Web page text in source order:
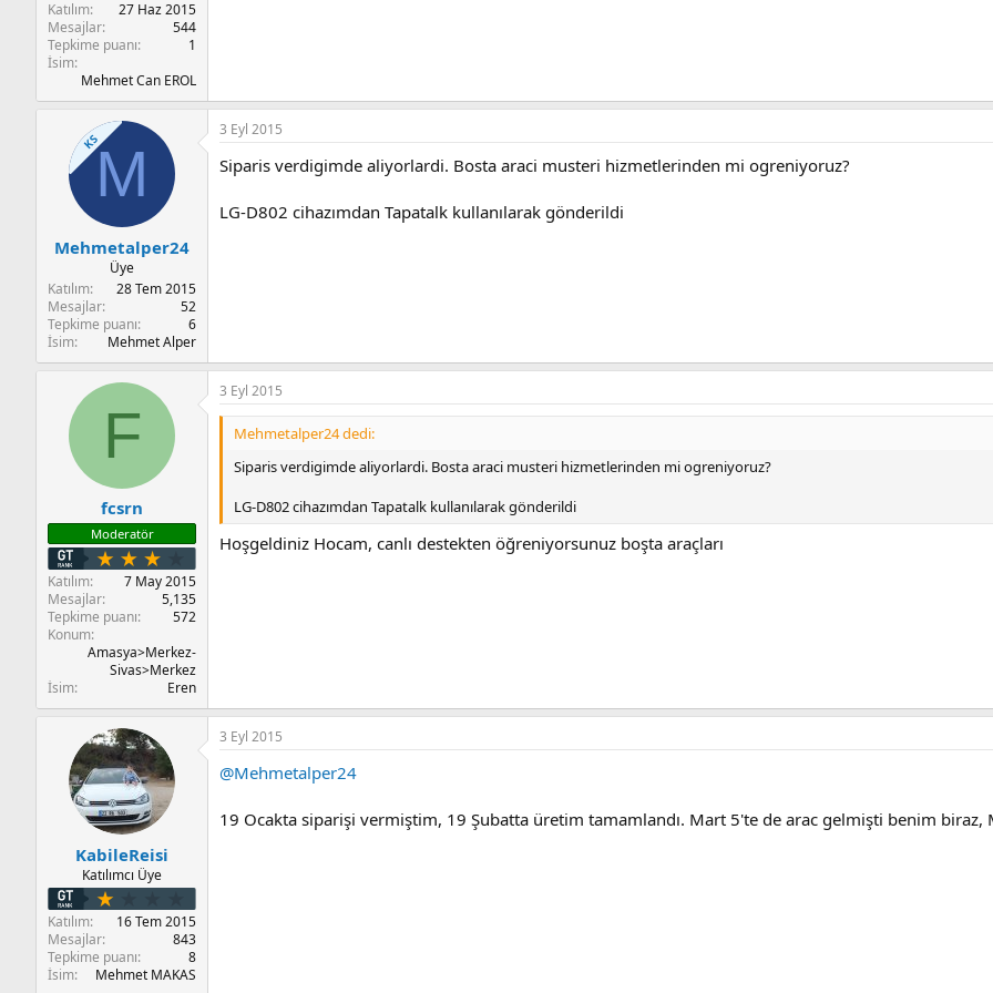
Katılım
27 Haz 2015
Mesajlar
544
Tepkime puanı
1
İsim
Mehmet Can EROL
KSM
Mehmetalper24
Üye
Katılım
28 Tem 2015
Mesajlar
52
Tepkime puanı
6
İsim
Mehmet Alper
3 Eyl 2015
Siparis verdigimde aliyorlardi. Bosta araci musteri hizmetlerinden mi ogreniyoruz?
LG-D802 cihazımdan Tapatalk kullanılarak gönderildi
F
fcsrn
Moderatör
Katılım
7 May 2015
Mesajlar
5,135
Tepkime puanı
572
Konum
Amasya>Merkez-
Sivas>Merkez
İsim
Eren
3 Eyl 2015
Mehmetalper24 dedi:
Siparis verdigimde aliyorlardi. Bosta araci musteri hizmetlerinden mi ogreniyoruz?
LG-D802 cihazımdan Tapatalk kullanılarak gönderildi
Hoşgeldiniz Hocam, canlı destekten öğreniyorsunuz boşta araçları
KabileReisi
Katılımcı Üye
Katılım
16 Tem 2015
Mesajlar
843
Tepkime puanı
8
İsim
Mehmet MAKAS
3 Eyl 2015
@Mehmetalper24
19 Ocakta siparişi vermiştim, 19 Şubatta üretim tamamlandı. Mart 5'te de arac gelmişti benim biraz,